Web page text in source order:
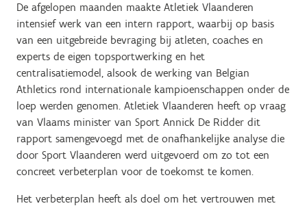
De afgelopen maanden maakte Atletiek Vlaanderen
intensief werk van een intern rapport, waarbij op basis
van een uitgebreide bevraging bij atleten, coaches en
experts de eigen topsportwerking en het
centralisatiemodel, alsook de werking van Belgian
Athletics rond internationale kampioenschappen onder de
loep werden genomen. Atletiek Vlaanderen heeft op vraag
van Vlaams minister van Sport Annick De Ridder dit
rapport samengevoegd met de onafhankelijke analyse die
door Sport Vlaanderen werd uitgevoerd om zo tot een
concreet verbeterplan voor de toekomst te komen.
Het verbeterplan heeft als doel om het vertrouwen met